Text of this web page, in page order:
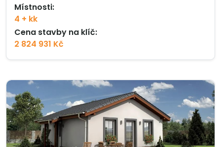
Místnosti:
4 + kk
Cena stavby na klíč:
2 824 931 Kč